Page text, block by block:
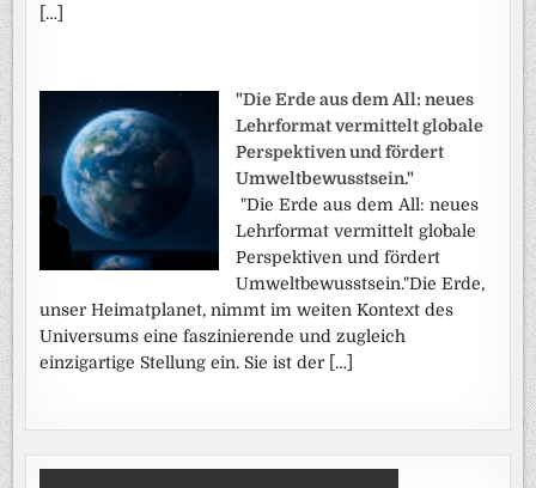
[…]
"Die Erde aus dem All: neues
Lehrformat vermittelt globale
Perspektiven und fördert
Umweltbewusstsein."
"Die Erde aus dem All: neues
Lehrformat vermittelt globale
Perspektiven und fördert
Umweltbewusstsein."Die Erde,
unser Heimatplanet, nimmt im weiten Kontext des
Universums eine faszinierende und zugleich
einzigartige Stellung ein. Sie ist der […]